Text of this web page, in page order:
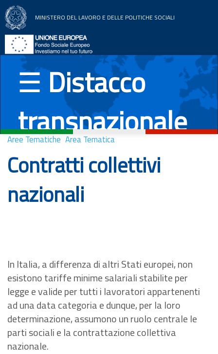
Home
Aree tematiche
News
Documentazione
Paesi UE
Italiano English Română Deutsch
MINISTERO DEL LAVORO E DELLE POLITICHE SOCIALI
☰Distacco
transnazionale
Aree Tematiche Area Tematica
Contratti collettivi
nazionali
In Italia, a differenza di altri Stati europei, non
esistono tariffe minime salariali stabilite per
legge e valide per tutti i lavoratori appartenenti
ad una data categoria e dunque, per la loro
determinazione, assumono un ruolo centrale le
parti sociali e la contrattazione collettiva
nazionale.